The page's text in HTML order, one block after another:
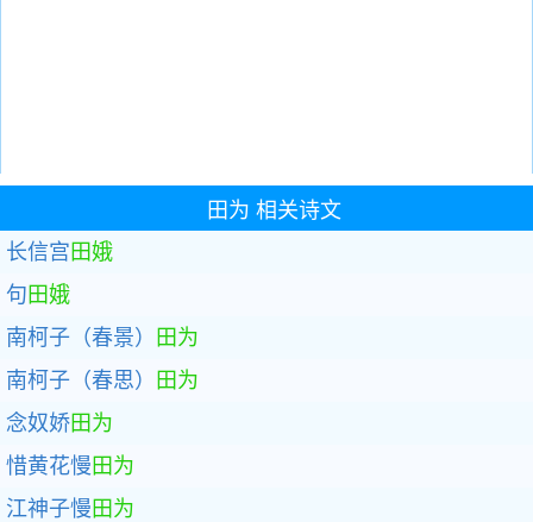
田为 相关诗文
长信宫 田娥
句 田娥
南柯子（春景）
田为
南柯子（春思）
田为
念奴娇田为
惜黄花慢 田为
江神子慢 田为